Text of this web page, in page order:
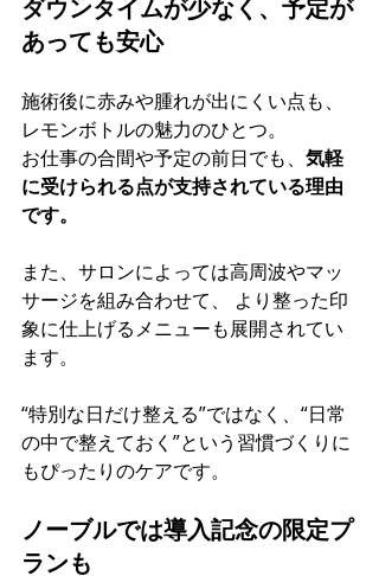
ダウンタイムが少なく、予定が
あっても安心
施術後に赤みや腫れが出にくい点も、
レモンボトルの魅力のひとつ。
お仕事の合間や予定の前日でも、 気軽
に受けられる点が支持されている理由
です。
また、サロンによっては高周波やマッ
サージを組み合わせて、 より整った印
象に仕上げるメニューも展開されてい
ます。
“特別な日だけ整える”ではなく、“日常
の中で整えておく”という習慣づくりに
もぴったりのケアです。
ノーブルでは導入記念の限定プ
ランも